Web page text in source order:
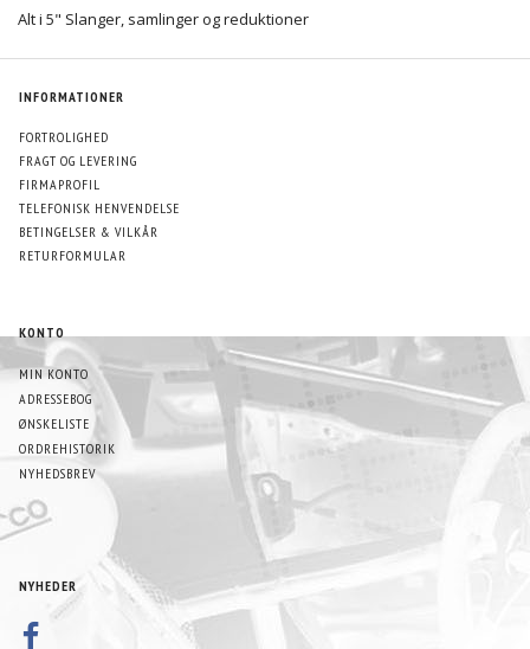
Alt i 5" Slanger, samlinger og reduktioner
INFORMATIONER
FORTROLIGHED
FRAGT OG LEVERING
FIRMAPROFIL
TELEFONISK HENVENDELSE
BETINGELSER & VILKÅR
RETURFORMULAR
KONTO
MIN KONTO
ADRESSEBOG
ØNSKELISTE
ORDREHISTORIK
NYHEDSBREV
NYHEDER